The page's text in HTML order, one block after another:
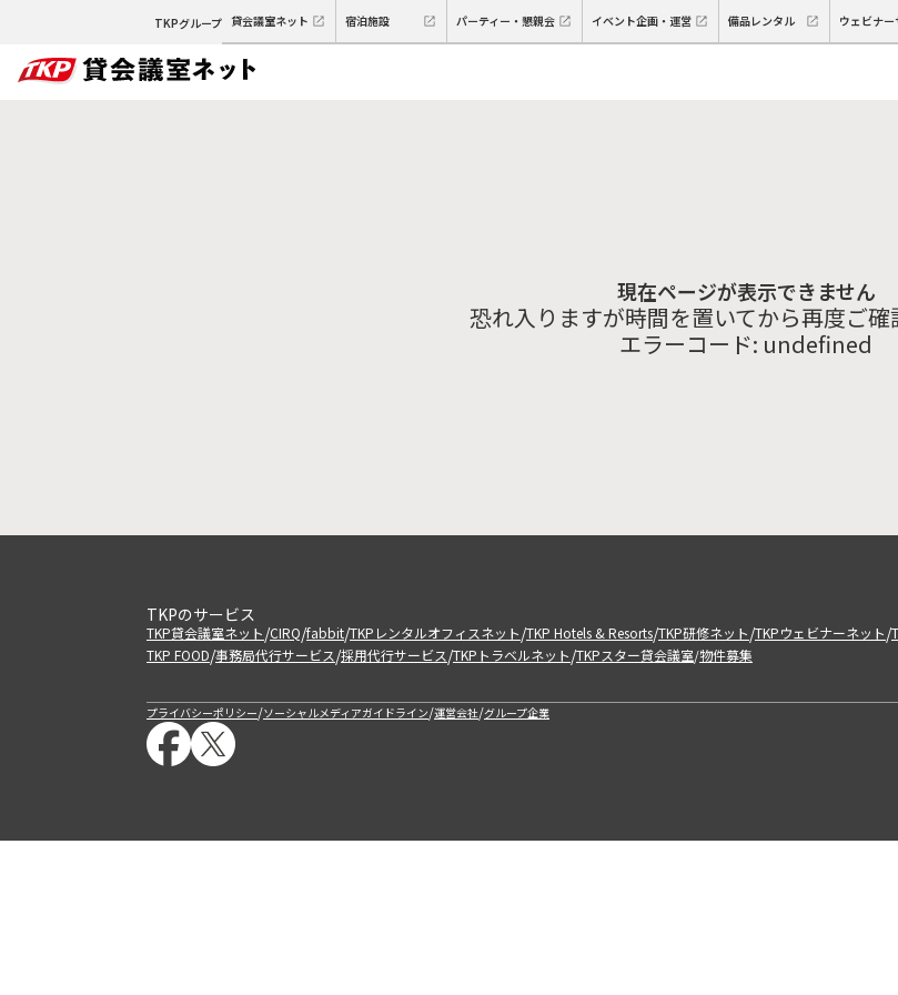
TKPグループ 貸会議室ネット 宿泊施設 パーティー・懇親会 イベント企画・運営 備品レンタル ウェビナー
現在ページが表示できません
恐れ入りますが時間を置いてから再度ご確
エラーコード: undefined
TKPのサービス
TKP貸会議室ネット/CIRQ/fabbit/TKPレンタルオフィスネット/TKP Hotels & Resorts/TKP研修ネット/TKPウェビナーネット/
TKP FOOD/事務局代行サービス/採用代行サービス/TKPトラベルネット/TKPスター貸会議室/物件募集
プライバシーポリシー/ソーシャルメディアガイドライン/運営会社/グループ企業